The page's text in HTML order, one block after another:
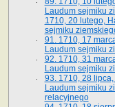
Laudum sejmiku
1710, 20 lutego,
sejmiku
91. 1710, 17
Laudum sejmiku
92. 1710, 31
Laudum sejmiku
93. 1710, 28
Laudum sejmiku
relacyjnego